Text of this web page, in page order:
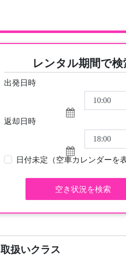
レンタル期間で検
出発日時
返却日時
日付未定（空車カレンダーを表
空き状況を検索
取扱いクラス